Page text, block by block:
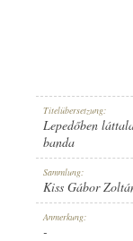
1-
Titelübersetzung:
Lepedőben
banda
Sammlung:
Kiss Gábor
Anmerkung:
-